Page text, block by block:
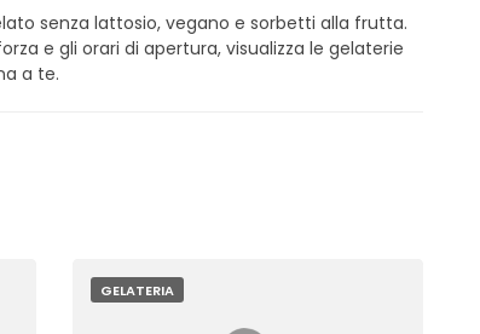
senza lattosio, vegano e sorbetti alla frutta.
e gli orari di apertura, visualizza le gelaterie
a te.
GELATERIA